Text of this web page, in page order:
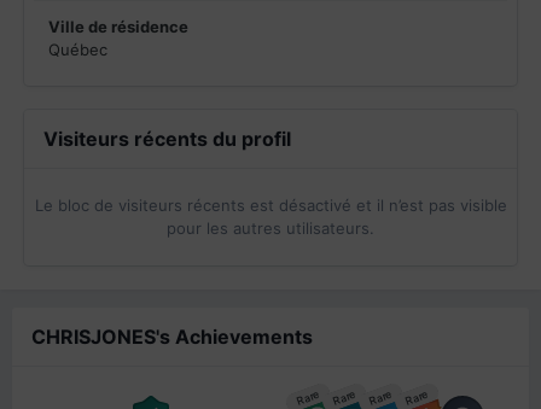
Ville de résidence
Québec
Visiteurs récents du profil
Le bloc de visiteurs récents est désactivé et il n’est pas visible
pour les autres utilisateurs.
CHRISJONES's Achievements
Rare Rare Rare Rare